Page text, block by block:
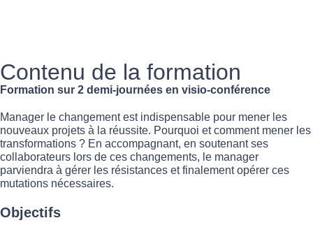
Contenu de la formation
Formation sur 2 demi-journées en visio-conférence
Manager le changement est indispensable pour mener les
nouveaux projets à la réussite. Pourquoi et comment mener les
transformations ? En accompagnant, en soutenant ses
collaborateurs lors de ces changements, le manager
parviendra à gérer les résistances et finalement opérer ces
mutations nécessaires.
Objectifs